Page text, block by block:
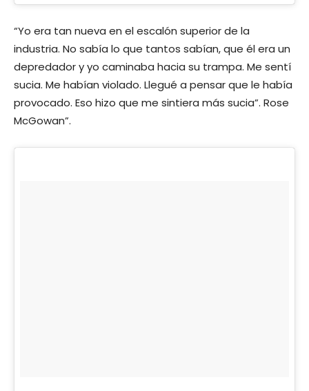
“Yo era tan nueva en el escalón superior de la
industria. No sabía lo que tantos sabían, que él era un
depredador y yo caminaba hacia su trampa. Me sentí
sucia. Me habían violado. Llegué a pensar que le había
provocado. Eso hizo que me sintiera más sucia”. Rose
McGowan”.